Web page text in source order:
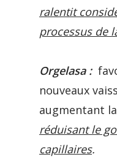
ralentit
processus de
Orgelasa :
nouveaux
augmentant
réduisant le
capillaires.